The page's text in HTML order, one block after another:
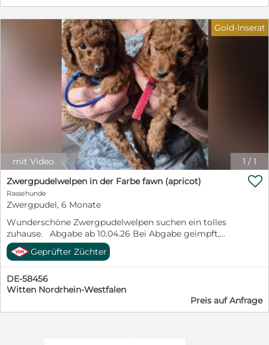
1 / 1
mit Video
Gold-Inserat
Zwergpudelwelpen in der Farbe fawn (apricot)
Rassehunde
Zwergpudel, 6 Monate
Wunderschöne Zwergpudelwelpen suchen ein tolles
zuhause. Abgabe ab 10.04.26 Bei Abgabe geimpft,
gechipt, mehrfach entwurmt. - VDH Papiere. Die Eltern
sind auf Erbkrankheiten untersucht. Bei Interesse
rufen Sie mich gerne an : 02302/ 73522

Geprüfter Züchter
DE-58456
Witten Nordrhein-Westfalen
Preis auf Anfrage